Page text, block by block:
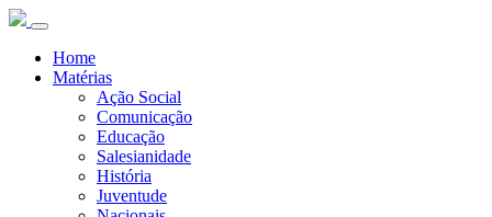
Home
Matérias
Ação Social
Comunicação
Educação
Salesianidade
História
Juventude